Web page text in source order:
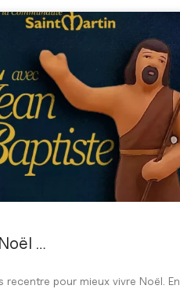
…
recentre pour mieux vivre Noël. En